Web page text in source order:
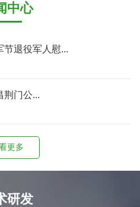
中心
节退役军人慰...
门公...
更多
研发